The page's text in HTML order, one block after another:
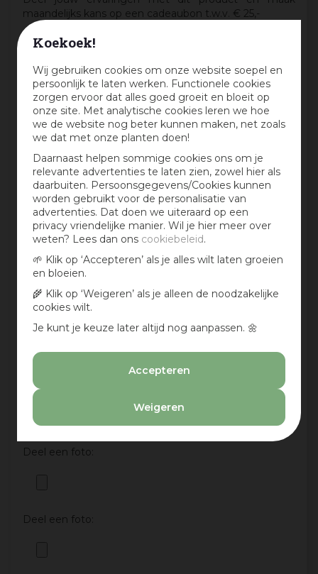
Koekoek!
Wij gebruiken cookies om onze website soepel en
persoonlijk te laten werken. Functionele cookies
zorgen ervoor dat alles goed groeit en bloeit op
onze site. Met analytische cookies leren we hoe
we de website nog beter kunnen maken, net zoals
we dat met onze planten doen!
Daarnaast helpen sommige cookies ons om je
relevante advertenties te laten zien, zowel hier als
daarbuiten. Persoonsgegevens/Cookies kunnen
worden gebruikt voor de personalisatie van
advertenties. Dat doen we uiteraard op een
privacy vriendelijke manier. Wil je hier meer over
weten? Lees dan ons cookiebeleid.
🌱 Klik op ‘Accepteren’ als je alles wilt laten groeien
en bloeien.
🌾 Klik op ‘Weigeren’ als je alleen de noodzakelijke
cookies wilt.
Je kunt je keuze later altijd nog aanpassen. 🌼
Accepteren
Weigeren
maandelijks kans op een cadeaubon t.w.v. € 25,-
Beoordeling:*
Mijn ervaring in één zin:*
Nee
Deel een foto:
Deel een foto:
Deel een foto: